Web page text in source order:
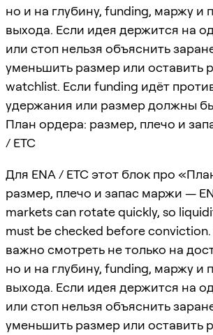
но и на глубину, funding, маржу и
выхода. Если идея держится на
или стоп нельзя объяснить
уменьшить размер или оставить
watchlist. Если funding идёт
удержания или размер должны
План ордера: размер, плечо и
/ ETC
Для ENA / ETC этот блок про
размер, плечо и запас маржи —
markets can rotate quickly, so
must be checked before conviction.
важно смотреть не только на
но и на глубину, funding, маржу и
выхода. Если идея держится на
или стоп нельзя объяснить
уменьшить размер или оставить